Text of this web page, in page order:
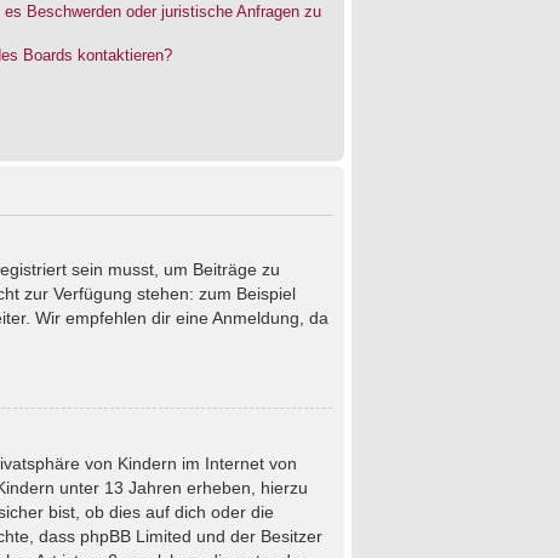
Beschwerden oder juristische Anfragen zu
Boards kontaktieren?
sein musst, um Beiträge zu
zur Verfügung stehen: zum Beispiel
Wir empfehlen dir eine Anmeldung, da
von Kindern im Internet von
unter 13 Jahren erheben, hierzu
bist, ob dies auf dich oder die
dass phpBB Limited und der Besitzer